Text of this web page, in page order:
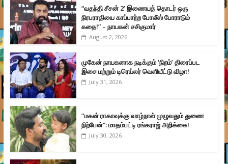
“வதந்தி சீசன் 2’ இணையத் தொடர் ஒரு
நிரபராதியை காப்பாற்ற போலீஸ் போராடும்
கதை!” – நாயகன் சசிகுமார்
August 2, 2026
முகேன் நாயகனாக நடிக்கும் ‘நிறம்’ திரைப்பட
இசை மற்றும் டிரெய்லர் வெளியீட்டு விழா!
July 31, 2026
“மகன் ராகாவுக்கு வாழ்நாள் முழுவதும் துணை
நிற்பேன்”: மாதம்பட்டி ரங்கராஜ் அறிக்கை!
July 30, 2026